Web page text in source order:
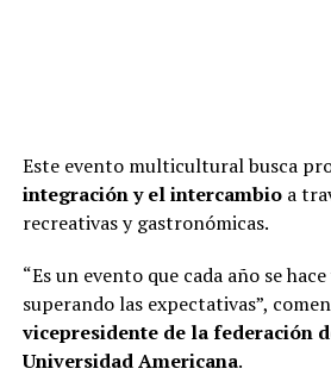
Este evento multicultural busca
integración y el intercambioa
recreativas y gastronómicas.
“Es un evento que cada año se
superando las expectativas”,
vicepresidente de la federación
Universidad Americana.